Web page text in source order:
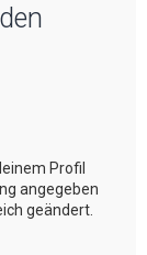
Profil
angegeben
geändert.